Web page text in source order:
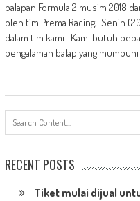
balapan Formula 2 musim 2018
oleh tim Prema Racing, Senin
dalam tim kami. Kami butuh
pengalaman balap yang mumpuni
RECENT POSTS
Tiket mulai dijual